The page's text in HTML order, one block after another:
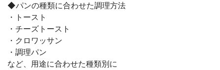
◆パンの種類に合わせた調理方法
・トースト
・チーズトースト
・クロワッサン
・調理パン
など、用途に合わせた種類別に